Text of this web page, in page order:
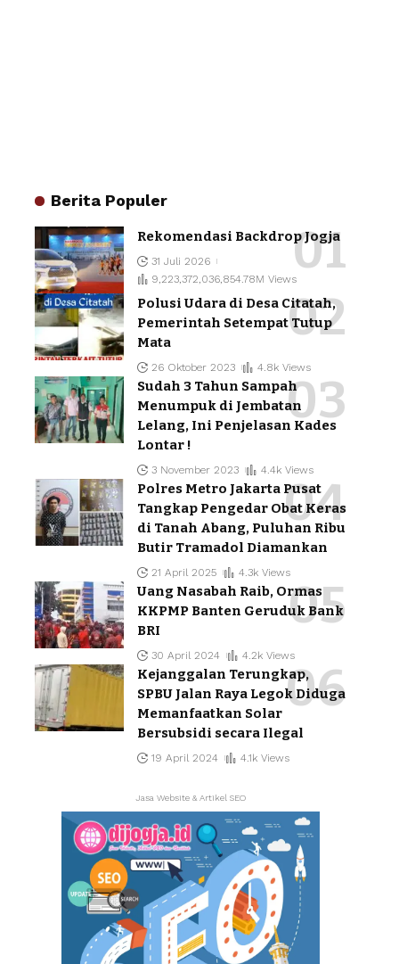
Berita Populer
Rekomendasi Backdrop Jogja
31 Juli 2026
9,223,372,036,854.78M Views
Polusi Udara di Desa Citatah,
Pemerintah Setempat Tutup
Mata
26 Oktober 2023 4.8k Views
Sudah 3 Tahun Sampah
Menumpuk di Jembatan
Lelang, Ini Penjelasan Kades
Lontar !
3 November 2023 4.4k Views
Polres Metro Jakarta Pusat
Tangkap Pengedar Obat Keras
di Tanah Abang, Puluhan Ribu
Butir Tramadol Diamankan
21 April 2025 4.3k Views
Uang Nasabah Raib, Ormas
KKPMP Banten Geruduk Bank
BRI
30 April 2024 4.2k Views
Kejanggalan Terungkap,
SPBU Jalan Raya Legok Diduga
Memanfaatkan Solar
Bersubsidi secara Ilegal
19 April 2024 4.1k Views
Jasa Website & Artikel SEO